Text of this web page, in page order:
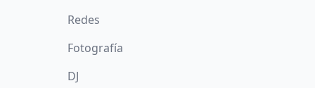
Redes
Fotografía
DJ